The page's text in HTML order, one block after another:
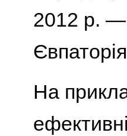
2012 р. —
На